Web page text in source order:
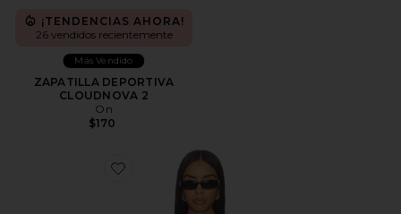
¡TENDENCIAS AHORA!
26 vendidos recientemente
Más Vendido
ZAPATILLA DEPORTIVA
CLOUDNOVA 2
On
$170
Favorite Horizon Long Sleeve Top